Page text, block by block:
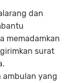
dan
memadamkan
surat
ambulan yang